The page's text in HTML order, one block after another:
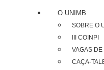
O UNIMB
SOBRE O
III COINPI
VAGAS
CAÇA-